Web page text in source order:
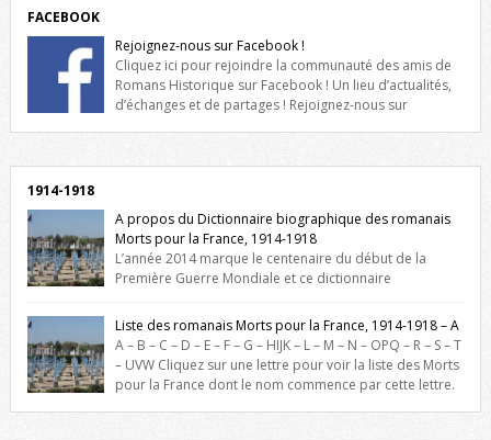
FACEBOOK
Rejoignez-nous sur Facebook !
Cliquez ici pour rejoindre la communauté des amis de
Romans Historique sur Facebook ! Un lieu d’actualités,
d’échanges et de partages ! Rejoignez-nous sur
1914-1918
A propos du Dictionnaire biographique des romanais
Morts pour la France, 1914-1918
L’année 2014 marque le centenaire du début de la
Première Guerre Mondiale et ce dictionnaire
biographique veut rendre hommage aux romanais Morts pour la
France durant ce conflit. La base de cette recherche historique est
constituée des noms gravés sur les plaques commémoratives de
l’Hôtel de Ville, du lycée du Dauphiné et du lycée Triboulet, […]
Liste des romanais Morts pour la France, 1914-1918 – A
A – B – C – D – E – F – G – HIJK – L – M – N – OPQ – R – S – T
– UVW Cliquez sur une lettre pour voir la liste des Morts
pour la France dont le nom commence par cette lettre.